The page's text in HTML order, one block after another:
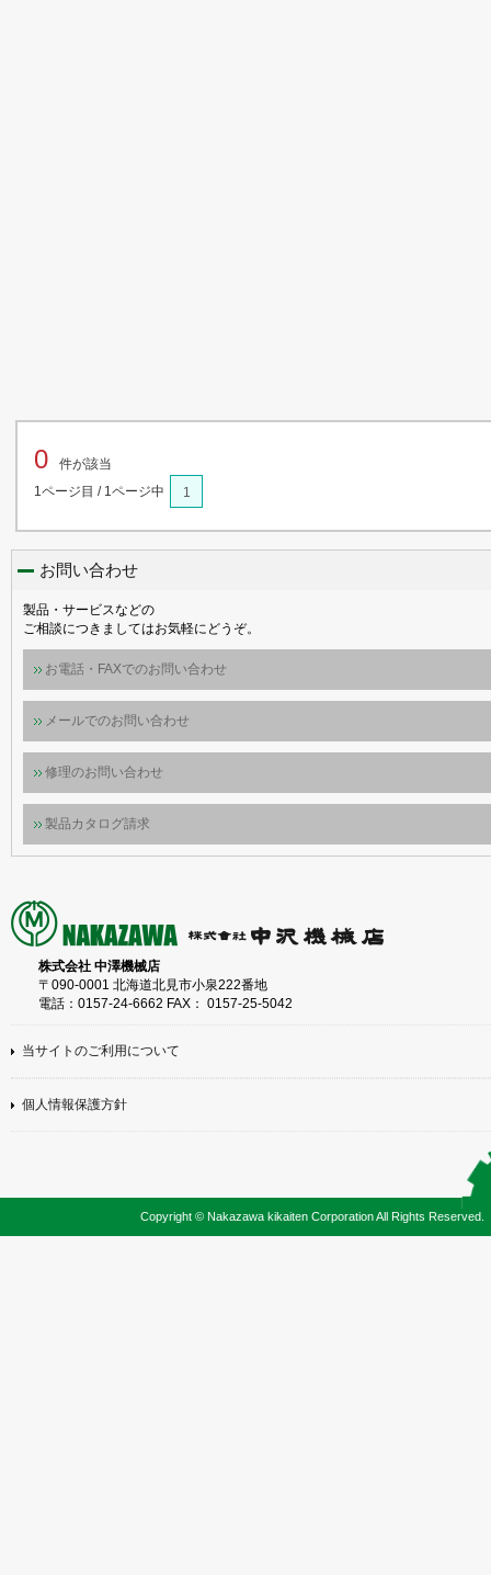
0
件が該当
1ページ目 / 1ページ中
1
お問い合わせ
製品・サービスなどの
ご相談につきましてはお気軽にどうぞ。
お電話・FAXでのお問い合わせ
メールでのお問い合わせ
修理のお問い合わせ
製品カタログ請求
株式会社 中澤機械店
〒090-0001 北海道北見市小泉222番地
電話：0157-24-6662 FAX： 0157-25-5042
当サイトのご利用について
個人情報保護方針
Copyright © Nakazawa kikaiten Corporation All Rights Reserved.